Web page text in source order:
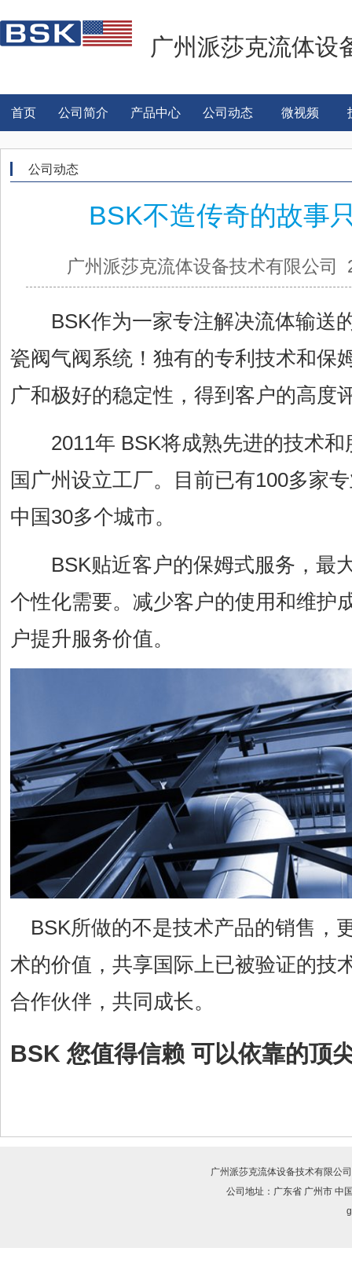
广州派莎克流体设
首页 公司简介 产品中心 公司动态 微视频
公司动态
BSK不造传奇的故事
广州派莎克流体设备技术有限公
BSK作为一家专注解决流体输送
瓷阀气阀系统！独有的专利技术和保
广和极好的稳定性，得到客户的高度
2011年 BSK将成熟先进的技术和
国广州设立工厂。目前已有100多家
中国30多个城市。
BSK贴近客户的保姆式服务，最
个性化需要。减少客户的使用和维护
户提升服务价值。
BSK所做的不是技术产品的销售，
术的价值，共享国际上已被验证的技
合作伙伴，共同成长。
BSK 您值得信赖 可以依靠的顶
广州派莎克流体设备技术有限公司
公司地址：广东省 广州市 中